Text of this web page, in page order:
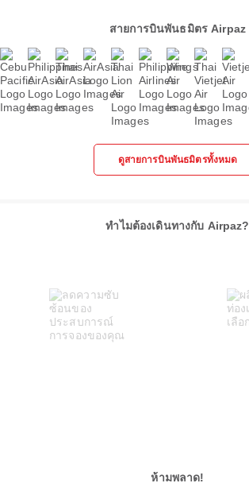
สายการบินพันธมิตร Airpaz
ดูสายการบินพันธมิตรทั้งหมด
ทำไมต้องเดินทางกับ Airpaz?
ห้ามพลาด!